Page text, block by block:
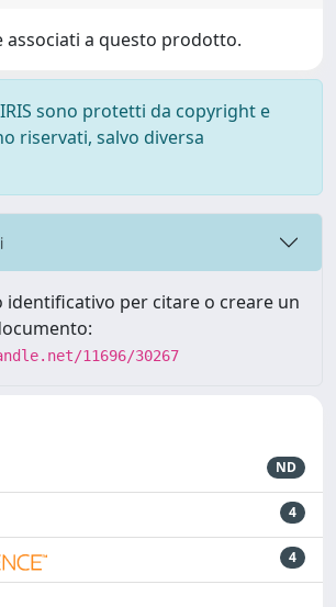
associati a questo prodotto.
sono protetti da copyright e
riservati, salvo diversa
identificativo per citare o creare un
11696/30267
ND
4
4